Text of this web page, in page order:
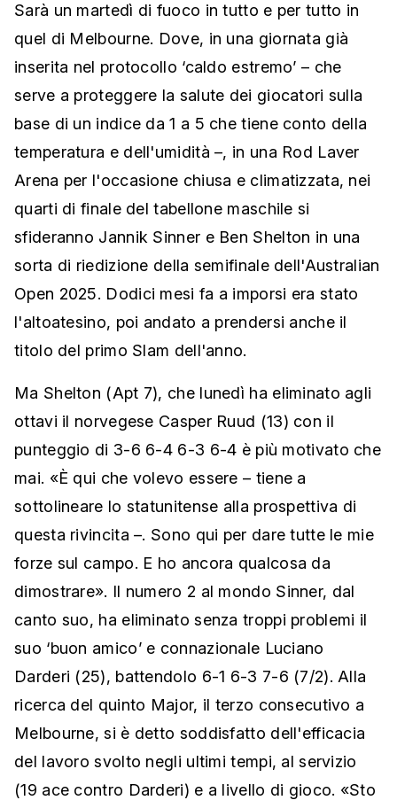
Sarà un martedì di fuoco in tutto e per tutto in
quel di Melbourne. Dove, in una giornata già
inserita nel protocollo ‘caldo estremo’ – che
serve a proteggere la salute dei giocatori sulla
base di un indice da 1 a 5 che tiene conto della
temperatura e dell'umidità –, in una Rod Laver
Arena per l'occasione chiusa e climatizzata, nei
quarti di finale del tabellone maschile si
sfideranno Jannik Sinner e Ben Shelton in una
sorta di riedizione della semifinale dell'Australian
Open 2025. Dodici mesi fa a imporsi era stato
l'altoatesino, poi andato a prendersi anche il
titolo del primo Slam dell'anno.
Ma Shelton (Apt 7), che lunedì ha eliminato agli
ottavi il norvegese Casper Ruud (13) con il
punteggio di 3-6 6-4 6-3 6-4 è più motivato che
mai. «È qui che volevo essere – tiene a
sottolineare lo statunitense alla prospettiva di
questa rivincita –. Sono qui per dare tutte le mie
forze sul campo. E ho ancora qualcosa da
dimostrare». Il numero 2 al mondo Sinner, dal
canto suo, ha eliminato senza troppi problemi il
suo ‘buon amico’ e connazionale Luciano
Darderi (25), battendolo 6-1 6-3 7-6 (7/2). Alla
ricerca del quinto Major, il terzo consecutivo a
Melbourne, si è detto soddisfatto dell'efficacia
del lavoro svolto negli ultimi tempi, al servizio
(19 ace contro Darderi) e a livello di gioco. «Sto